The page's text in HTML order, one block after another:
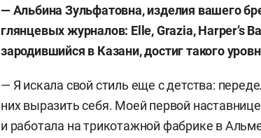
— Альбина Зульфатовна, изделия вашего
глянцевых журналов: Elle, Grazia, Harper’s
зародившийся в Казани, достиг такого
— Я искала свой стиль еще с детства:
них выразить себя. Моей первой
и работала на трикотажной фабрике в